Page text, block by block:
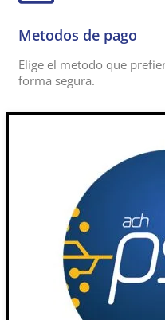
Metodos de pago
Elige el metodo que
forma segura.